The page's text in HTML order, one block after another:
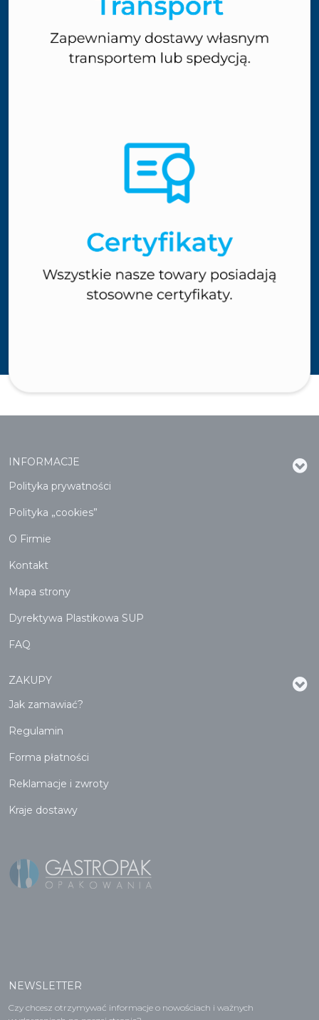
INFORMACJE
Polityka prywatności
Polityka „cookies”
O Firmie
Kontakt
Mapa strony
Dyrektywa Plastikowa SUP
FAQ
ZAKUPY
Jak zamawiać?
Regulamin
Forma płatności
Reklamacje i zwroty
Kraje dostawy
NEWSLETTER
Czy chcesz otrzymywać informacje o nowościach i ważnych